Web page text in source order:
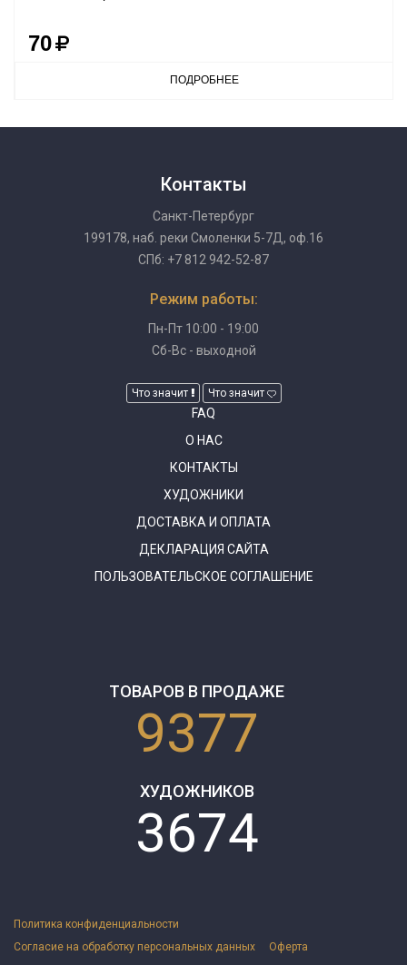
70
ПОДРОБНЕЕ
Контакты
Санкт-Петербург
199178, наб. реки Смоленки 5-7Д, оф.16
СПб: +7 812 942-52-87
Режим работы:
Пн-Пт 10:00 - 19:00
Сб-Вс - выходной
Что значит Что значит
FAQ
О НАС
КОНТАКТЫ
ХУДОЖНИКИ
ДОСТАВКА И ОПЛАТА
ДЕКЛАРАЦИЯ САЙТА
ПОЛЬЗОВАТЕЛЬСКОЕ СОГЛАШЕНИЕ
ТОВАРОВ В ПРОДАЖЕ
9377
ХУДОЖНИКОВ
3674
Политика конфиденциальности
Согласие на обработку персональных данных
Оферта